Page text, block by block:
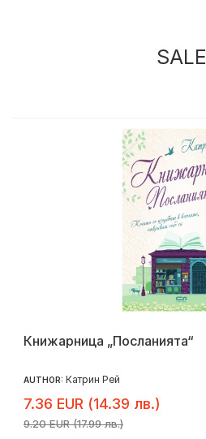
SALE
Книжарница „Посланията“
AUTHOR: Катрин Рей
7.36 EUR (14.39 лв.)
9.20 EUR (17.99 лв.)